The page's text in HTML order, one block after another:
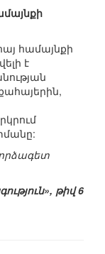
համայնքի
է
թիվ 6